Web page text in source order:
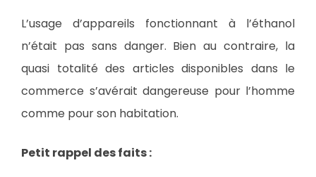
L’usage d’appareils fonctionnant à l’éthanol
n’était pas sans danger. Bien au contraire, la
quasi totalité des articles disponibles dans le
commerce s’avérait dangereuse pour l’homme
comme pour son habitation.
Petit rappel des faits :